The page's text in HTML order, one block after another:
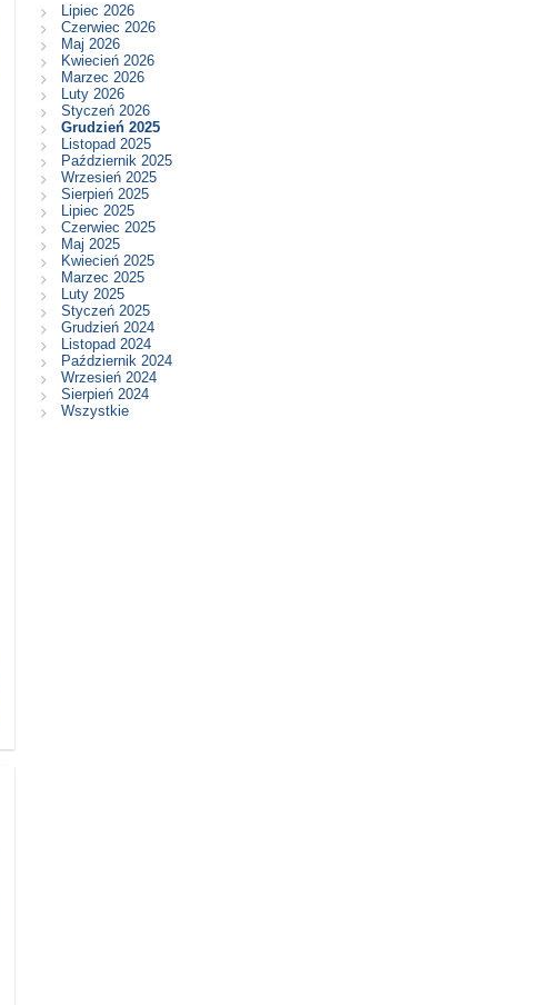
Lipiec 2026
Czerwiec 2026
Maj 2026
Kwiecień 2026
Marzec 2026
Luty 2026
Styczeń 2026
Grudzień 2025
Listopad 2025
Październik 2025
Wrzesień 2025
Sierpień 2025
Lipiec 2025
Czerwiec 2025
Maj 2025
Kwiecień 2025
Marzec 2025
Luty 2025
Styczeń 2025
Grudzień 2024
Listopad 2024
Październik 2024
Wrzesień 2024
Sierpień 2024
Wszystkie